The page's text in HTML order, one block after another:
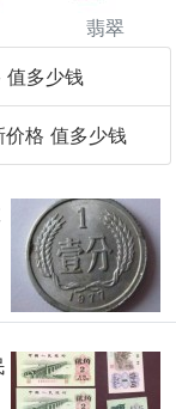
翡翠
值多少钱
格 值多少钱